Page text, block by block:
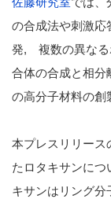
の合成法や刺激応
発, 複数の異なる
合体の合成と相分
の高分子材料の創
本プレスリリース
たロタキサンにつ
キサンはリング分